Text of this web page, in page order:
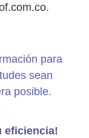
para
sean
posible.
eficiencia!